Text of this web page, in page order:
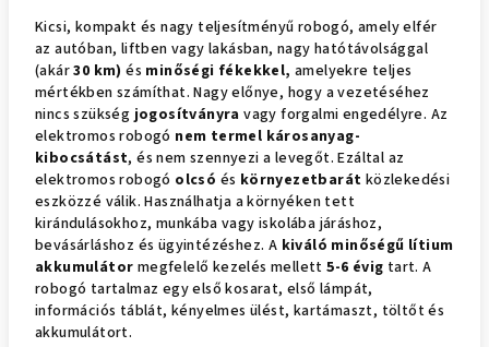
Kicsi, kompakt és nagy teljesítményű robogó, amely elfér
az autóban, liftben vagy lakásban, nagy hatótávolsággal
(akár30 km)és minőségi fékekkel,amelyekre teljes
mértékben számíthat. Nagy előnye, hogy a vezetéséhez
nincs szükségjogosítványravagy forgalmi engedélyre. Az
elektromos robogó nem termel károsanyag-
kibocsátást, és nem szennyezi a levegőt. Ezáltal az
elektromos robogó olcsó és környezetbarát közlekedési
eszközzé válik. Használhatja a környéken tett
kirándulásokhoz, munkába vagy iskolába járáshoz,
bevásárláshoz és ügyintézéshez. A kiváló minőségű lítium
akkumulátor megfelelő kezelés mellett5-6 évig tart. A
robogó tartalmaz egy első kosarat, első lámpát,
információs táblát, kényelmes ülést, kartámaszt, töltőt és
akkumulátort.